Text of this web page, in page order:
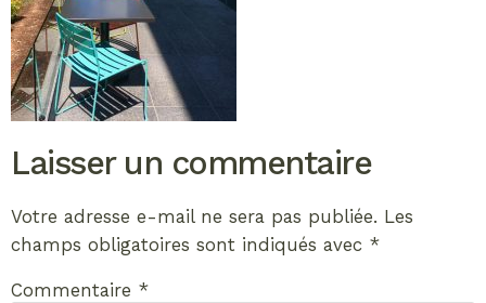
Laisser un commentaire
Votre adresse e-mail ne sera pas publiée. Les
champs obligatoires sont indiqués avec *
Commentaire *